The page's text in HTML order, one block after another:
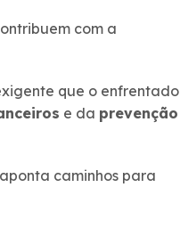
com a
que o enfrentado
e da prevenção
caminhos para